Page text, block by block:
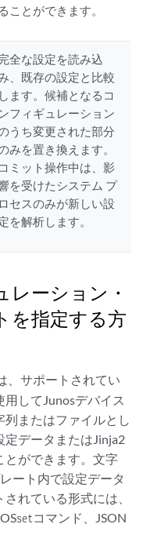
ることができます。
全な設定を読み込
、既存の設定と比較
します。候補となるコ
ンフィギュレーション
うち変更された部分
みを置き換えます。
コミット操作中は、影
を受けたシステム プ
ロセスのみが新しい設
を解析します。
レーション・
を指定する方
、サポートされてい
してJunosデバイス
またはファイルとし
定データまたはJinja2
とができます。文字
ート内で設定データ
れている形式には、
setコマンド、JSON